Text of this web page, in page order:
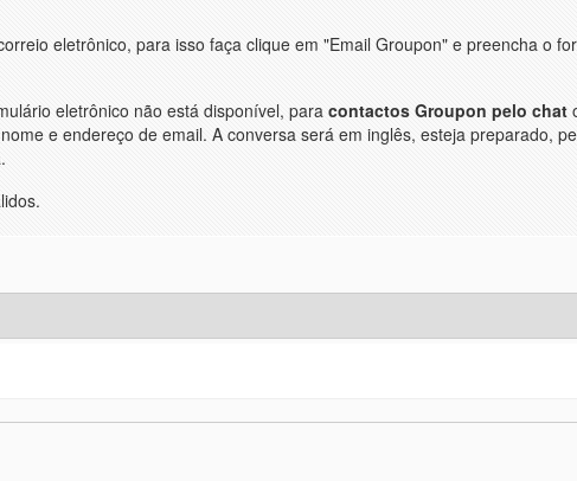
eletrônico, para isso faça clique em "Email Groupon" e preencha o
eletrônico não está disponível, para contactos Groupon pelo chat
e endereço de email. A conversa será em inglês, esteja preparado,